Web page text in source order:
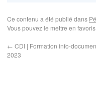
Ce contenu a été publié dans
Vous pouvez le mettre en
← CDI | Formation info-
2023